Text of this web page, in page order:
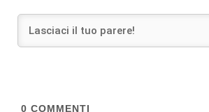
0 COMMENTI